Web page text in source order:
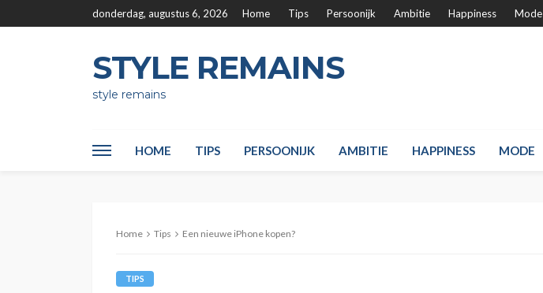
donderdag, augustus 6, 2026 Home Tips Persoonijk Ambitie Happiness Mode
STYLE REMAINS
style remains
HOME TIPS PERSOONIJK AMBITIE HAPPINESS MODE
Home Tips Een nieuwe iPhone kopen?
TIPS